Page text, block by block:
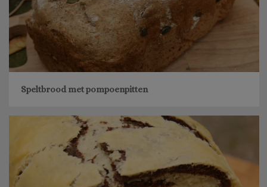
Speltbrood met pompoenpitten